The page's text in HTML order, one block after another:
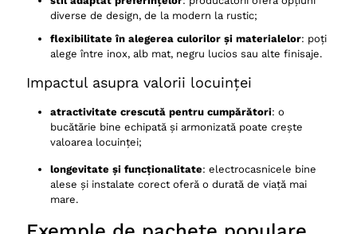
diverse de design, de la modern la rustic;
flexibilitate în alegerea culorilor și materialelor: poți
alege între inox, alb mat, negru lucios sau alte finisaje.
Impactul asupra valorii locuinței
atractivitate crescută pentru cumpărători: o
bucătărie bine echipată și armonizată poate crește
valoarea locuinței;
longevitate și funcționalitate: electrocasnicele bine
alese și instalate corect oferă o durată de viață mai
mare.